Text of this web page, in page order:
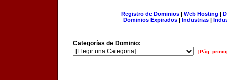
Registro de Dominios| Web Hosting |
Dominios Expirados | Industrias |
Categorías de Dominio:
[Pág.